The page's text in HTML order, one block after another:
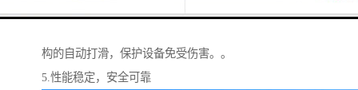
构的自动打滑，保护设备免受伤害。。
5.性能稳定，安全可靠